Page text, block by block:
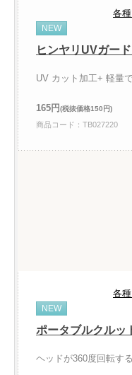
各
NEW
ヒンヤリUVガー
UV カット加工+ 軽量
165円(税抜価格150円)
商品コード：TB027220
各
NEW
ポータブルクルッ
ヘッドが360度回転す